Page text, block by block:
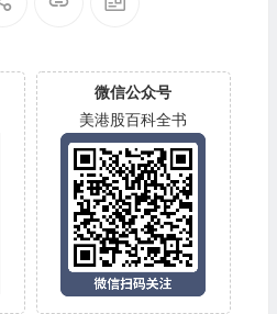
微信公众号
美港股百科全书